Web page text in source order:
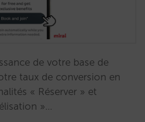
de votre base de
taux de conversion en
« Réserver » et
»…